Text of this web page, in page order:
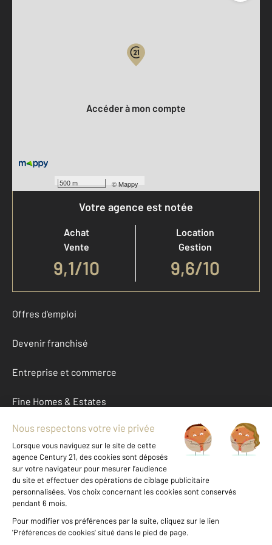
500 m ©Mappy
Accéder à mon compte
Votre agence est notée
Achat
Vente
9,1/10
Location
Gestion
9,6/10
Offres d'emploi
Devenir franchisé
Entreprise et commerce
Fine Homes & Estates
À propos
International
Nous contacter